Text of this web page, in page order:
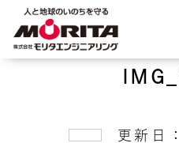
更新日